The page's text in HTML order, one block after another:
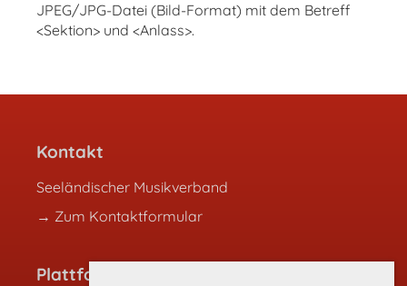
JPEG/JPG-Datei (Bild-Format) mit dem Betreff
<Sektion> und <Anlass>.
Kontakt
Seeländischer Musikverband
→ Zum Kontaktformular
Plattformen